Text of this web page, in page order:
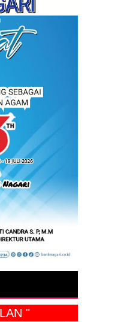
" IKLAN "